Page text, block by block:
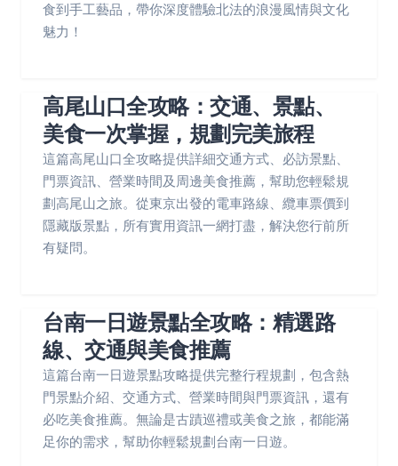
食到手工藝品，帶你深度體驗北法的浪漫風情與文化
魅力！
高尾山口全攻略：交通、景點、
美食一次掌握，規劃完美旅程
這篇高尾山口全攻略提供詳細交通方式、必訪景點、
門票資訊、營業時間及周邊美食推薦，幫助您輕鬆規
劃高尾山之旅。從東京出發的電車路線、纜車票價到
隱藏版景點，所有實用資訊一網打盡，解決您行前所
有疑問。
台南一日遊景點全攻略：精選路
線、交通與美食推薦
這篇台南一日遊景點攻略提供完整行程規劃，包含熱
門景點介紹、交通方式、營業時間與門票資訊，還有
必吃美食推薦。無論是古蹟巡禮或美食之旅，都能滿
足你的需求，幫助你輕鬆規劃台南一日遊。